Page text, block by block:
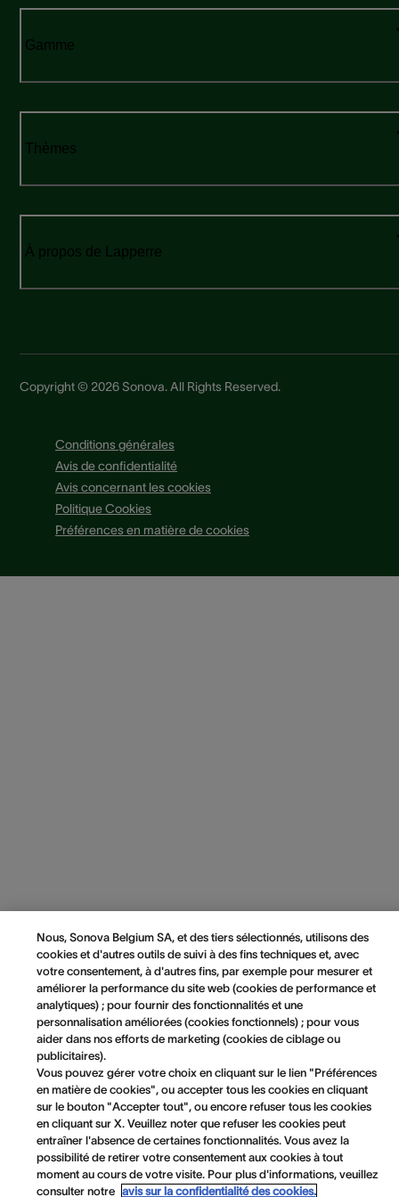
Gamme
Thèmes
À propos de Lapperre
Copyright © 2026 Sonova. All Rights Reserved.
Conditions générales
Avis de confidentialité
Avis concernant les cookies
Politique Cookies
Préférences en matière de cookies
Nous, Sonova Belgium SA, et des tiers sélectionnés, utilisons des
cookies et d'autres outils de suivi à des fins techniques et, avec
votre consentement, à d'autres fins, par exemple pour mesurer et
améliorer la performance du site web (cookies de performance et
analytiques) ; pour fournir des fonctionnalités et une
personnalisation améliorées (cookies fonctionnels) ; pour vous
aider dans nos efforts de marketing (cookies de ciblage ou
publicitaires).
Vous pouvez gérer votre choix en cliquant sur le lien "Préférences
en matière de cookies", ou accepter tous les cookies en cliquant
sur le bouton "Accepter tout", ou encore refuser tous les cookies
en cliquant sur X. Veuillez noter que refuser les cookies peut
entraîner l'absence de certaines fonctionnalités. Vous avez la
possibilité de retirer votre consentement aux cookies à tout
moment au cours de votre visite. Pour plus d'informations, veuillez
consulter notre avis sur la confidentialité des cookies.